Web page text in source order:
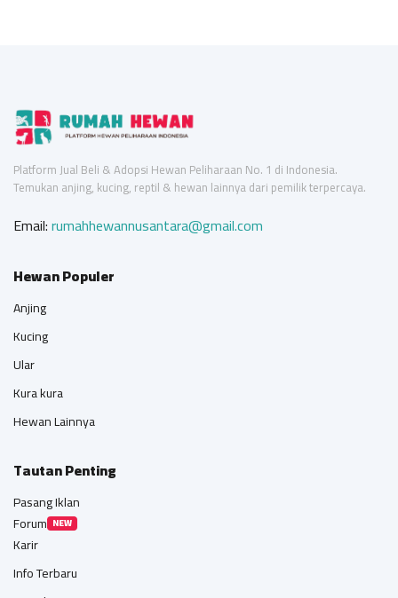
Platform Jual Beli & Adopsi Hewan Peliharaan No. 1 di Indonesia.
Temukan anjing, kucing, reptil & hewan lainnya dari pemilik terpercaya.
Email:rumahhewannusantara@gmail.com
Hewan Populer
Anjing
Kucing
Ular
Kura kura
Hewan Lainnya
Tautan Penting
Pasang Iklan
Forum NEW
Karir
Info Terbaru